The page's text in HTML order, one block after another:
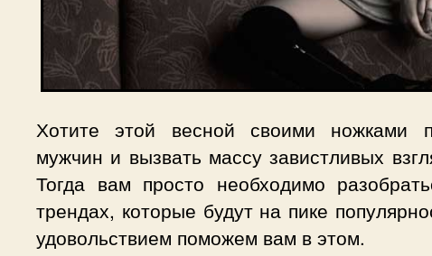
Хотите этой весной своими ножками
мужчин и вызвать массу завистливых
Тогда вам просто необходимо
трендах, которые будут на пике
удовольствием поможем вам в этом.